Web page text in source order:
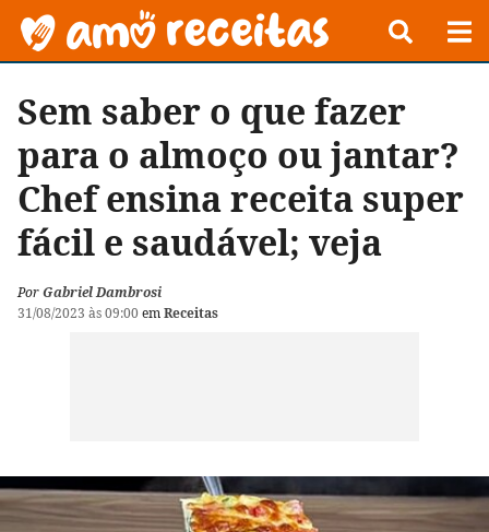
Sem saber o que fazer
para o almoço ou jantar?
Chef ensina receita super
fácil e saudável; veja
PorGabriel Dambrosi
31/08/2023 às 09:00 emReceitas